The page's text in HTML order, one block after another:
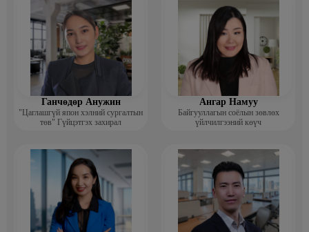
Ганчөдөр Анужин
"Цаглашгүй япон хэлний сургалтын
төв" Гүйцэтгэх захирал
Ангар Намуу
Байгууллагын соёлын зөвлөх
үйлчилгээний көүч